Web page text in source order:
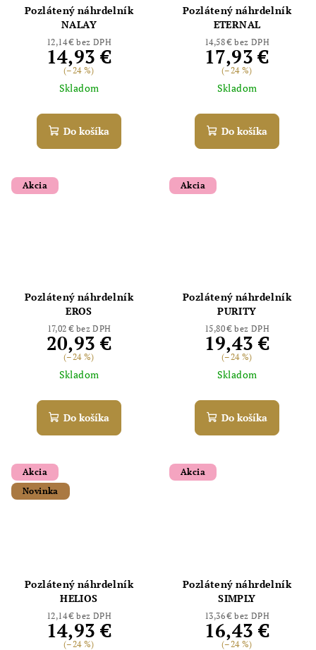
Pozlátený náhrdelník
NALAY
12,14 € bez DPH
14,93 €
(–24 %)
Skladom
Do košíka
Pozlátený náhrdelník
ETERNAL
14,58 € bez DPH
17,93 €
(–24 %)
Skladom
Do košíka
Akcia
Pozlátený náhrdelník
EROS
17,02 € bez DPH
20,93 €
(–24 %)
Skladom
Do košíka
Akcia
Pozlátený náhrdelník
PURITY
15,80 € bez DPH
19,43 €
(–24 %)
Skladom
Do košíka
Akcia
Novinka
Pozlátený náhrdelník
HELIOS
12,14 € bez DPH
14,93 €
(–24 %)
Akcia
Pozlátený náhrdelník
SIMPLY
13,36 € bez DPH
16,43 €
(–24 %)